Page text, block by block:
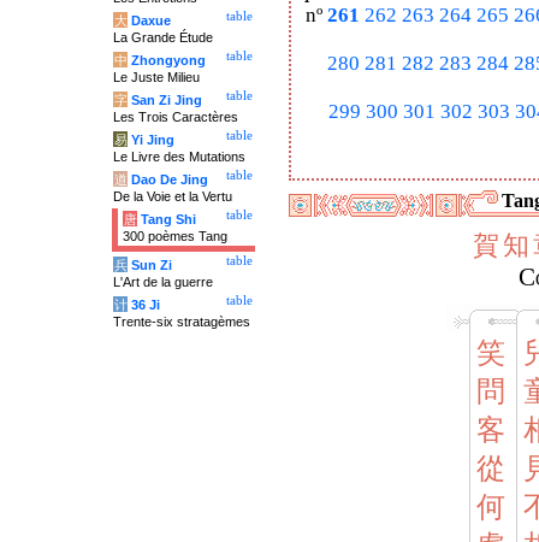
nº 261 262 263 264 265
280 281 282 283 284
299 300 301 302 303
賀 知
笑
問
客
從
何
table
大 Daxue
La Grande Étude
table
中 Zhongyong
Le Juste Milieu
table
字 San Zi Jing
Les Trois Caractères
table
易 Yi Jing
Le Livre des Mutations
table
道 Dao De Jing
De la Voie et la Vertu
table
唐 Tang Shi
300 poèmes Tang
table
兵 Sun Zi
L'Art de la guerre
table
计 36 Ji
Trente-six stratagèmes